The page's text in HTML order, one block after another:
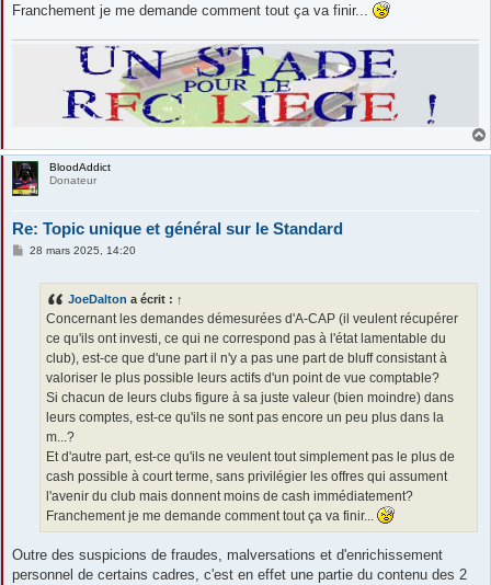
Franchement je me demande comment tout ça va finir...
BloodAddict
Donateur
Re: Topic unique et général sur le Standard
M28 mars 2025, 14:20
JoeDalton a écrit : ↑
Concernant les demandes démesurées d'A-CAP (il veulent récupérer
ce qu'ils ont investi, ce qui ne correspond pas à l'état lamentable du
club), est-ce que d'une part il n'y a pas une part de bluff consistant à
valoriser le plus possible leurs actifs d'un point de vue comptable?
Si chacun de leurs clubs figure à sa juste valeur (bien moindre) dans
leurs comptes, est-ce qu'ils ne sont pas encore un peu plus dans la
m...?
Et d'autre part, est-ce qu'ils ne veulent tout simplement pas le plus de
cash possible à court terme, sans privilégier les offres qui assument
l'avenir du club mais donnent moins de cash immédiatement?
Franchement je me demande comment tout ça va finir...
Outre des suspicions de fraudes, malversations et d'enrichissement
personnel de certains cadres, c'est en effet une partie du contenu des 2